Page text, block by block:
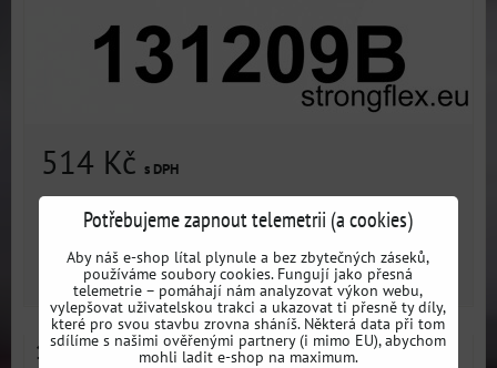
514 Kč s DPH
Dostupnost:3 dni
ZVOLTE VARIANTU
131209A: Přední pouzdro ramene nápravy, přední,
Potřebujeme zapnout telemetrii (a cookies)
Aby náš e-shop lítal plynule a bez zbytečných záseků,
používáme soubory cookies. Fungují jako přesná
telemetrie – pomáhají nám analyzovat výkon webu,
vylepšovat uživatelskou trakci a ukazovat ti přesně ty díly,
které pro svou stavbu zrovna sháníš. Některá data při tom
sdílíme s našimi ověřenými partnery (i mimo EU), abychom
mohli ladit e-shop na maximum.